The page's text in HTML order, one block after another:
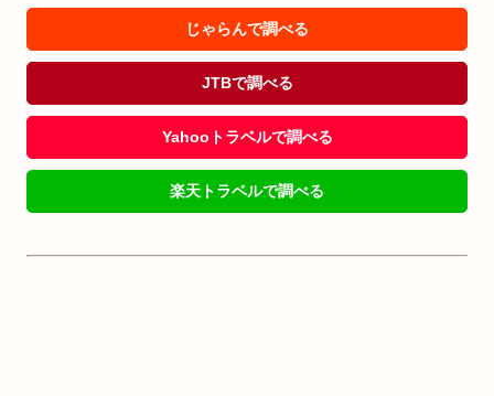
じゃらんで調べる
JTBで調べる
Yahooトラベルで調べる
楽天トラベルで調べる